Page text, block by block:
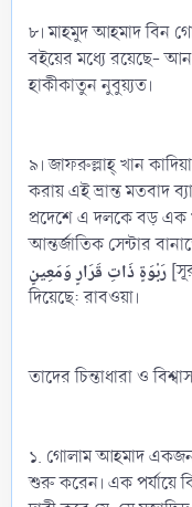
৮। মাহমুদ আহমাদ বিন
বইয়ের মধ্যে রয়েছে-
হাকীকাতুন নুবুয়্যত।
৯। জাফরুল্লাহ্‌ খান
করায় এই ভ্রান্ত মতবাদ
প্রদেশে এ দলকে বড় এক
আন্তর্জাতিক সেন্টার
رَبْوَةٍ ذَاتِ قَرَارٍ وَمَعِينٍ
দিয়েছে: রাবওয়া।
তাদের চিন্তাধারা ও
১. গোলাম আহমাদ একজন
শুরু করেন। এক পর্যায়ে